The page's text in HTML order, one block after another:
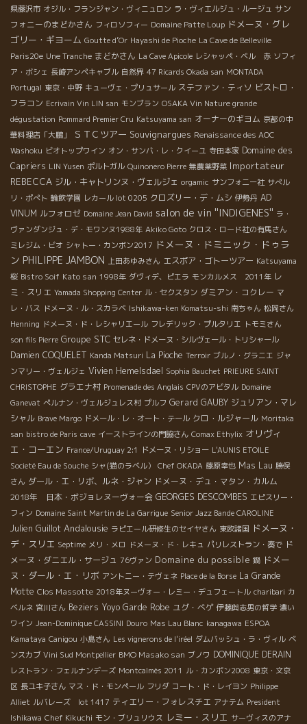
県藤沢市 オジル・フランジャン・ヴィニュロン ラ・ヴィエルジュ・ルージュ サン
フォニーのまどかさん フィロソフィー Domaine Patte Loup ドメーヌ・グレ
ゴリー・ギヨーム Goutte d’Or Hayashi de Pioche La Cave de Belleville
Paris20e Une Tranche まどかさん La Cave Apicole レシャッペ・ベル 赤 ソフィ
ア・ボシェ 長崎アンペキャブル 自然界 47 Ricards Okada san MONTADA
Portugal 東京・中野 キューヴェ・プリュサール ステファン・ティソ ビストロ・
フラコン Ecrivain Vin LIN san モンブラン OSAKA Vin Nature grande
dégustation Pommard Premier Cru Katsuyama san オーナーのギヨム 京都の中
華料理店「大鵬」
ＳＴＣツアー Souvignargues Renaissance des AOC
Washoku ビオトップワイン オン・サンバ・レ・クイーユ 寺田本家 Domaine des
Capriers LIN Yusen ポルトガル Quinonero Pierre 無農薬野菜 Importateur
REBECCA ジル・キャトリンヌ・ヴェルジェ orgamic サンフォニー社 サぺル
リ・ポぺト 輪飲学園 レカール lot 0205 クロズリー・デ・ムシ 伊勢丹 AD
VINUM ルフォロゼ Domaine Jean David salon de vin ''INDIGENES'' ラ・
ヴァンダンジュ・デ・モワンヌ1988年 Akiko Goto クロス・ロード社の有馬さん
ミレジム・ビオ シャトー・カンボン2017 ドメーヌ・ドミニック・ドゥラ
ン PHILIPPE JAMBON 上田あゆみさん エスポア・ゴトーツアー Katsuyama
桜 Bistro Soif Kato san 1998年 ダヴィデ、ピエラ モンカルメス 2011年 レ
ミ・スリエ Yamada Shopping Center ル・セクスタン ダミアン・コクレー マ
レ・バス ドメーヌ・ル・スカラベ Ishikawa-ken Komatsu-shi 南ちゃん 松岡さん
Henning ドメーヌ・ド・レシャリエール フレデリック・プルタリエ トモミさん
son fils Pierre Groupe STC セレネ・ドメーヌ・シルヴェール・トリシャール
Damien COQUELET Kanda Matsuri La Pioche Terroir ブルノ・グラニエ ジャ
ンマリー・ヴェルジェ Vivien Hemelsdael Sophia Bauchet PRIEURE SAINT
CHRISTOPHE グラエナ村 Promenade des Anglais CPVのアビタル Domaine
Ganevat ぺルナン・ヴェルジュレス村 プルフ Gerard GAUBY ジュリアン・マレ
シャル Brave Margo ドメール・レ・オート・テール クロ・ルジャール Moritaka
san bistro de Paris cave イーストラインの門脇さん Comax Ethylix オリヴィ
エ・コーエン France/Uruguay 2:1 ドメーヌ・リショー L'AUNIS ETOILE
Societé Eau de Souche シャ(猫のラベル） Chef OKADA 藤原幸也 Mas Lau 勝俣
さん ダール・エ・リボ、ルネ・ジャン ドメーヌ・デュ・マタン・カルム
2018年 日本・ボジョレヌーヴォー会 GEORGES DESCOMBES エピスリー・
フィン Domaine Saint Martin de La Garrigue Senior Jazz Bande CAROLINE
Julien Guillot Andalousie ラピエール研修生のセイヤさん 東欧諸国 ドメーヌ・
デ・スリエ Septime メリ・メロ ドメーヌ・ド・レキュ パリレストラン・奏で ド
メーヌ・ダニエル・サージュ 76ヴァン Domaine du possible 鍋 ドメー
ヌ・ダール・エ・リボ アントニー・テヴェネ Place de la Borse La Grande
Motte Clos Massotte 2018年ヌーヴォー・レミー・デュフェートル charibari カ
ベルネ 宮川さん Beziers Yoyo Garde Robe ユグ・べゲ 伊藤與志男の哲学 濃い
ワイン Jean-Dominique CASSINI Douro Mas Lau Blanc kanagawa ESPOA
Kamataya Canigou 小島さん Les vignerons de l'iréel ダムバッシュ・ラ・ヴィル ベ
ンスカブ Vini Sud Montpellier BMO Masako san ブノワ DOMINIQUE DERAIN
レストラン・フェルナンデーズ Montcalmès 2011 ル・カンボン2008 東京・文京
区 長ユキ子さん マス・ド・モンペール フリダ コート・ド・レイヨン Philippe
Alliet ルバレーズ lot 1417 ティエリー・フォレスチエ アナテム President
Ishikawa Chef Kikuchi モン・ブリュリウス レミー・スリエ サーヴィスのアナ